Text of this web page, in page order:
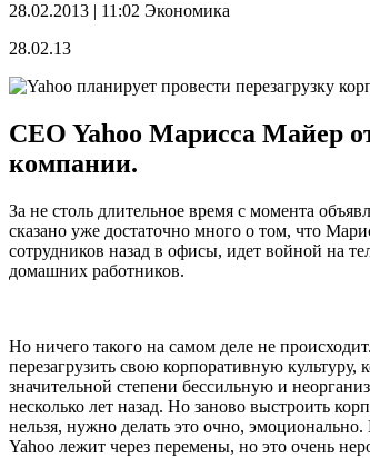
28.02.2013 | 11:02 Экономика
28.02.13
CEO Yahoo Марисса Майер
компании.
За не столь длительное время с момента
сказано уже достаточно много о том, что
сотрудников назад в офисы, идет войной на
домашних работников.
Но ничего такого на самом деле не
перезагрузить свою корпоративную
значительной степени бессильную и
несколько лет назад. Но заново выстроить
нельзя, нужно делать это очно,
Yahoo лежит через перемены, но это очень